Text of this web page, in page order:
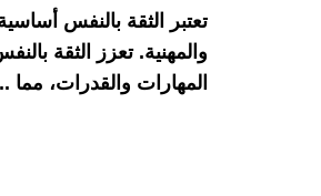
تعتبر الثقة بالنفس
والمهنية. تعزز الثقة
المهارات والقدرات، مما